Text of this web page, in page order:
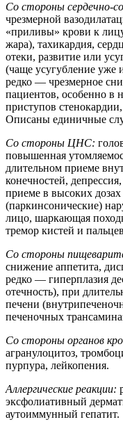
Со стороны сердечно-
чрезмерной
«приливы» крови к
жара), тахикардия,
отеки, развитие или
(чаще усугубление уже
редко — чрезмерное
пациентов, особенно в
приступов
Описаны единичные
Со стороны ЦНС:
повышенная
длительном приеме
конечностей,
приеме в высоких
(паркинсонические)
лицо, шаркающая
тремор кистей и
Со стороны
снижение аппетита,
редко — гиперплазия
отечность), при
печени
печеночных
Со стороны органов
агранулоцитоз,
пурпура, лейкопения.
Аллергические реакции:
эксфолиативный
аутоиммунный гепатит.